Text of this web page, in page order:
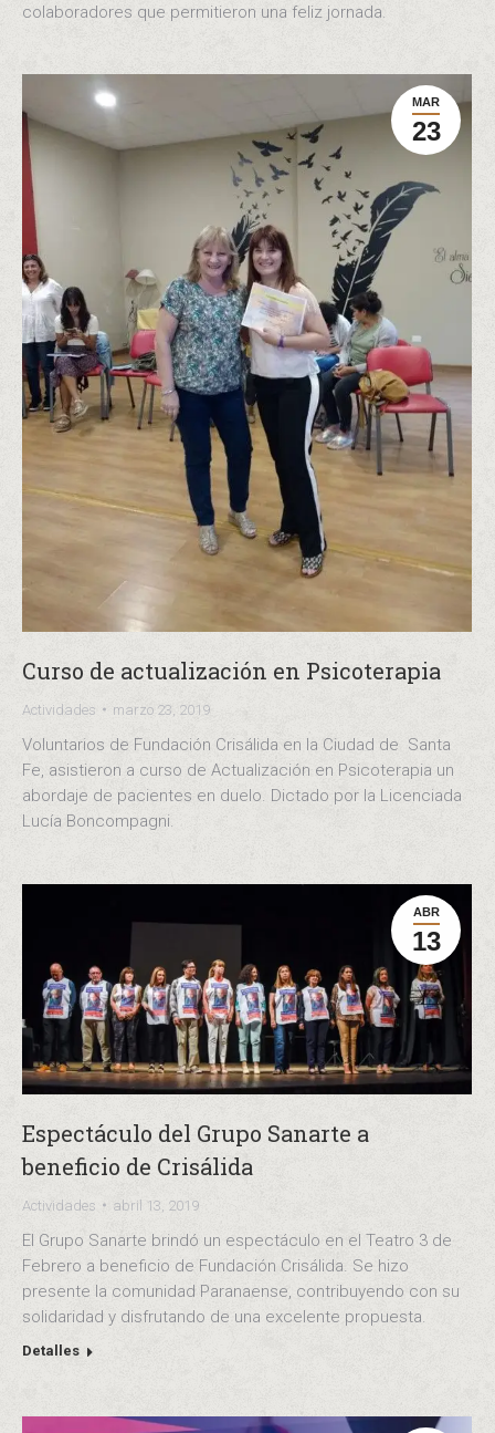
colaboradores que permitieron una feliz jornada.
MAR
23
Curso de actualización en Psicoterapia
Actividades marzo 23, 2019
Voluntarios de Fundación Crisálida en la Ciudad de Santa
Fe, asistieron a curso de Actualización en Psicoterapia un
abordaje de pacientes en duelo. Dictado por la Licenciada
Lucía Boncompagni.
ABR
13
Espectáculo del Grupo Sanarte a
beneficio de Crisálida
Actividades abril 13, 2019
El Grupo Sanarte brindó un espectáculo en el Teatro 3 de
Febrero a beneficio de Fundación Crisálida. Se hizo
presente la comunidad Paranaense, contribuyendo con su
solidaridad y disfrutando de una excelente propuesta.
Detalles